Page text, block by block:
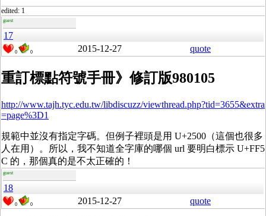
edited: 1
guest
17
0 0 2015-12-27 quote
重訂標點符號手冊》修訂版980105
http://www.tajh.tyc.edu.tw/libdiscuzz/viewthread.php?tid=3655&extra
=page%3D1
規範中並沒有指定字碼。但例子裡頭是用 U+2500（這個也很多
人在用）。所以，我不知道全字庫的哪個 url 要明白標示 U+FF5
C 的，那個真的是不太正確的！
guest
18
0 0 2015-12-27 quote